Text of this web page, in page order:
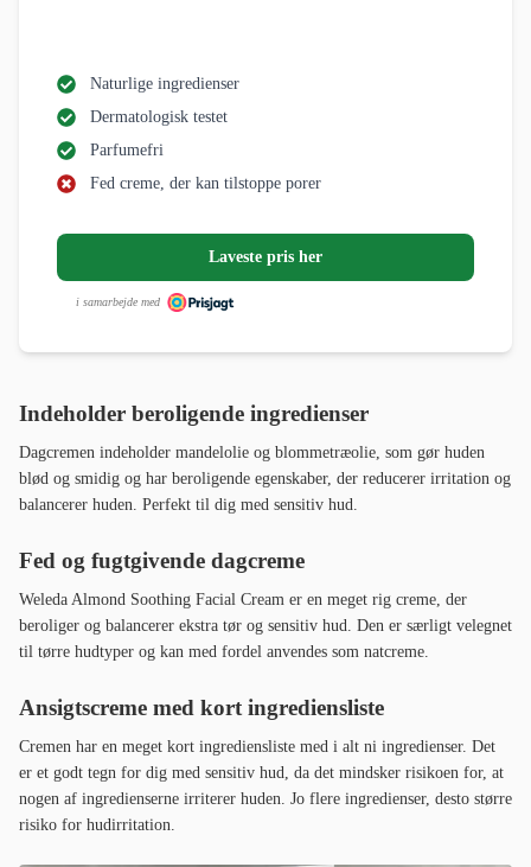
Naturlige ingredienser
Dermatologisk testet
Parfumefri
Fed creme, der kan tilstoppe porer
Laveste pris her
i samarbejde med
Indeholder beroligende ingredienser
Dagcremen indeholder mandelolie og blommetræolie, som gør huden
blød og smidig og har beroligende egenskaber, der reducerer irritation og
balancerer huden. Perfekt til dig med sensitiv hud.
Fed og fugtgivende dagcreme
Weleda Almond Soothing Facial Cream er en meget rig creme, der
beroliger og balancerer ekstra tør og sensitiv hud. Den er særligt velegnet
til tørre hudtyper og kan med fordel anvendes som natcreme.
Ansigtscreme med kort ingrediensliste
Cremen har en meget kort ingrediensliste med i alt ni ingredienser. Det
er et godt tegn for dig med sensitiv hud, da det mindsker risikoen for, at
nogen af ingredienserne irriterer huden. Jo flere ingredienser, desto større
risiko for hudirritation.